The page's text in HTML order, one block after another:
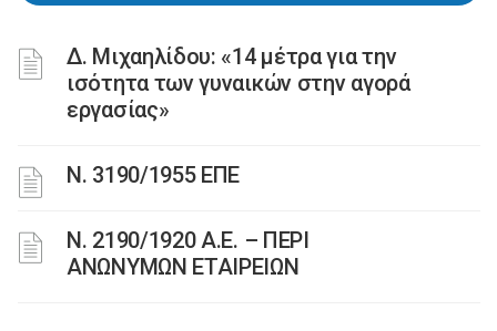
Δ. Μιχαηλίδου: «14 μέτρα για την
ισότητα των γυναικών στην αγορά
εργασίας»
Ν. 3190/1955 ΕΠΕ
Ν. 2190/1920 Α.Ε. – ΠΕΡΙ
ΑΝΩΝΥΜΩΝ ΕΤΑΙΡΕΙΩΝ